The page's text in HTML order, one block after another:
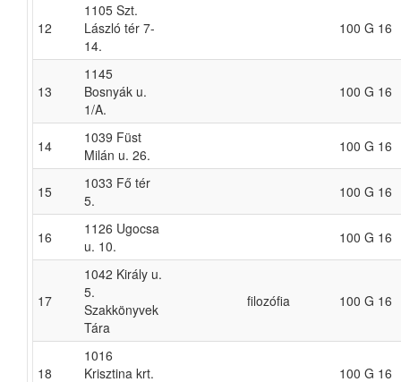
12
1105 Szt.
László tér 7-
14.
100 G 16
13
1145
Bosnyák u.
1/A.
100 G 16
14
1039 Füst
Milán u. 26.
100 G 16
15
1033 Fő tér
5.
100 G 16
16
1126 Ugocsa
u. 10.
100 G 16
17
1042 Király u.
5.
Szakkönyvek
Tára
filozófia 100 G 16
18
1016
Krisztina krt.
100 G 16